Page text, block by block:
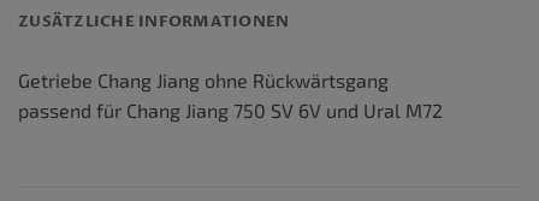
ZUSÄTZLICHE INFORMATIONEN
Getriebe Chang Jiang ohne Rückwärtsgang
passend für Chang Jiang 750 SV 6V und Ural M72